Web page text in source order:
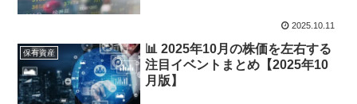
2025.10.11
保有資産
📊 2025年10月の株価を左右する
注目イベントまとめ【2025年10
月版】